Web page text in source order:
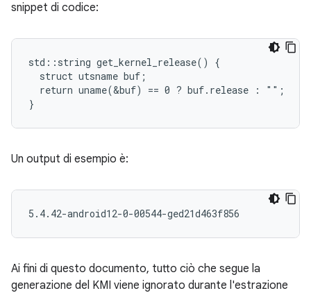
snippet di codice:
std::string get_kernel_release() {
  struct utsname buf;
  return uname(&buf) == 0 ? buf.release : "";
Un output di esempio è:
Ai fini di questo documento, tutto ciò che segue la
generazione del KMI viene ignorato durante l'estrazione